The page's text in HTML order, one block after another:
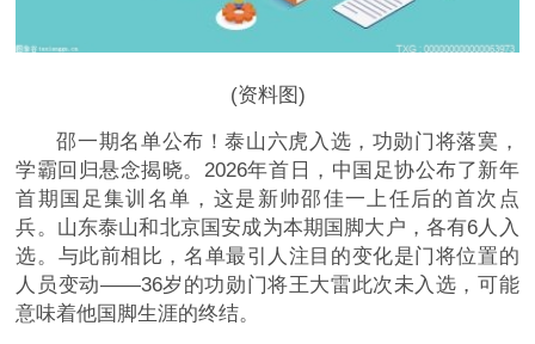
(资料图)
邵一期名单公布！泰山六虎入选，功勋门将落寞，
学霸回归悬念揭晓。2026年首日，中国足协公布了新年
首期国足集训名单，这是新帅邵佳一上任后的首次点
兵。山东泰山和北京国安成为本期国脚大户，各有6人入
选。与此前相比，名单最引人注目的变化是门将位置的
人员变动——36岁的功勋门将王大雷此次未入选，可能
意味着他国脚生涯的终结。